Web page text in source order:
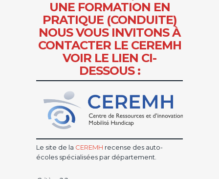
UNE FORMATION EN
PRATIQUE (CONDUITE)
NOUS VOUS INVITONS À
CONTACTER LE CEREMH
VOIR LE LIEN CI-
DESSOUS :
Le site de la CEREMH recense des auto-
écoles spécialisées par département.